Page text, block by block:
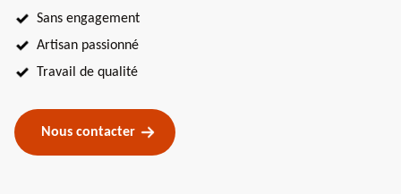
Sans engagement
Artisan passionné
Travail de qualité
Nous contacter